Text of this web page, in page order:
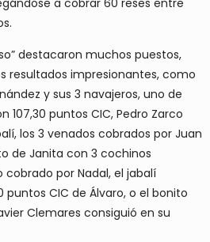
a cobrar 60 reses entre
destacaron muchos puestos,
resultados impresionantes, como
y sus 3 navajeros, uno de
107,30 puntos CIC, Pedro Zarco
los 3 venados cobrados por Juan
de Janita con 3 cochinos
por Nadal, el jabalí
puntos CIC de Álvaro, o el bonito
Clemares consiguió en su